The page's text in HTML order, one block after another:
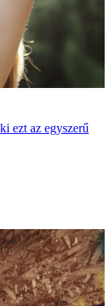
ezt az egyszerű